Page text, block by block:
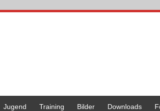
Jugend Training Bilder Downloads